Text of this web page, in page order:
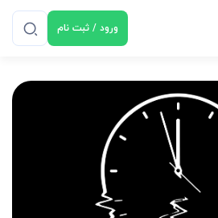
ورود / ثبت نام